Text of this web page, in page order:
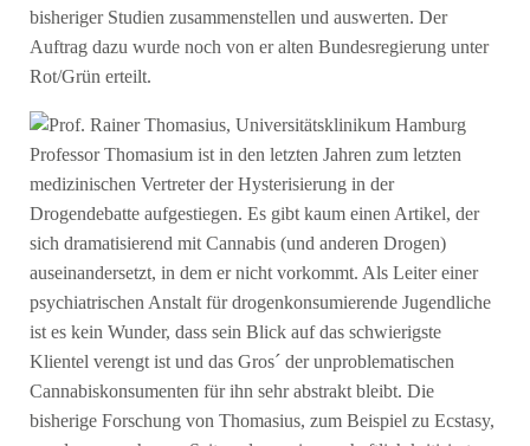
bisheriger Studien zusammenstellen und auswerten. Der
Auftrag dazu wurde noch von er alten Bundesregierung unter
Rot/Grün erteilt.
Professor Thomasium ist in den letzten Jahren zum letzten
medizinischen Vertreter der Hysterisierung in der
Drogendebatte aufgestiegen. Es gibt kaum einen Artikel, der
sich dramatisierend mit Cannabis (und anderen Drogen)
auseinandersetzt, in dem er nicht vorkommt. Als Leiter einer
psychiatrischen Anstalt für drogenkonsumierende Jugendliche
ist es kein Wunder, dass sein Blick auf das schwierigste
Klientel verengt ist und das Gros´ der unproblematischen
Cannabiskonsumenten für ihn sehr abstrakt bleibt. Die
bisherige Forschung von Thomasius, zum Beispiel zu Ecstasy,